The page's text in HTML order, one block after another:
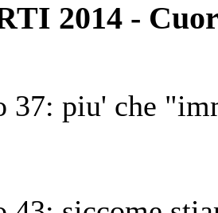
2014 -
37: piu' che